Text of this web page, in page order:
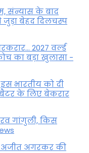
संन्यास के बाद
जुड़ा बेहद दिलचस्प
2027 वर्ल्ड
का बड़ा खुलासा -
भारतीय को दी
के लिए बेकरार
गांगुली, किस
अजीत अगरकर की